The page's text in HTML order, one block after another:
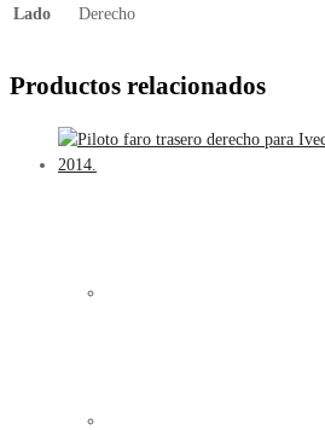
Lado Derecho
Productos relacionados